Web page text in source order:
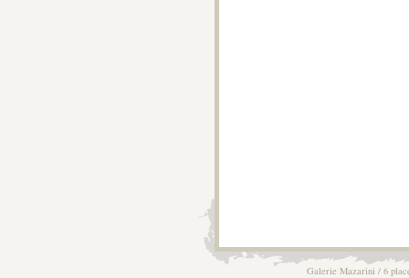
Galerie Mazarini / 6